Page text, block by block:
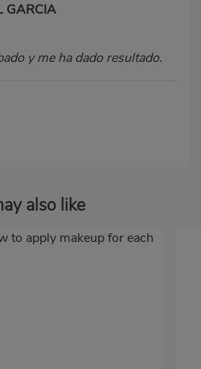
GARCIA
y me ha dado resultado.
also like